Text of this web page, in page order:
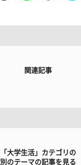
関連記事
「大学生活」カテゴリの
別のテーマの記事を見る